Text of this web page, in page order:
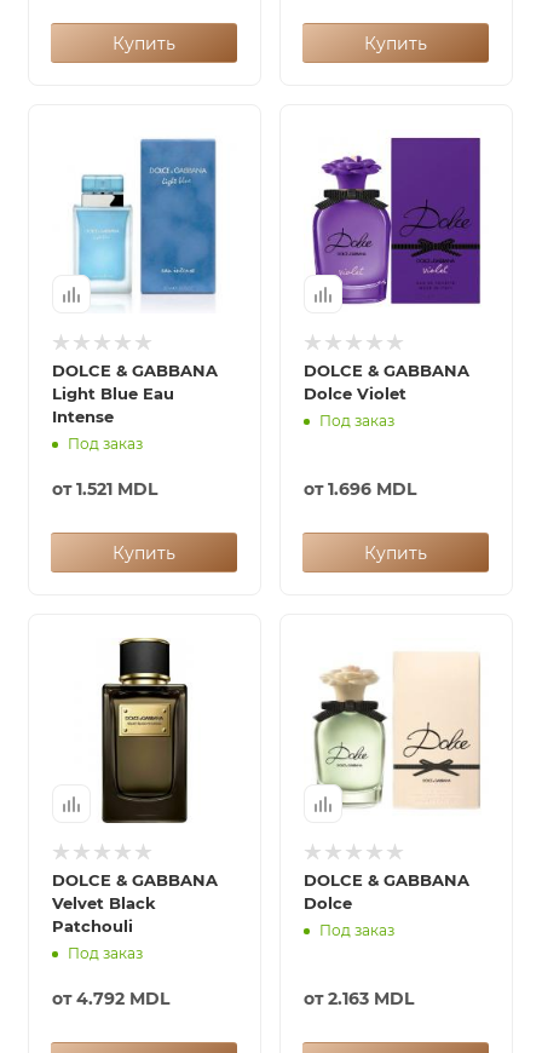
Купить Купить
DOLCE & GABBANA
Light Blue Eau
Intense
Под заказ
от1.521 MDL
Купить
DOLCE & GABBANA
Dolce Violet
Под заказ
от1.696 MDL
Купить
DOLCE & GABBANA
Velvet Black
Patchouli
Под заказ
от4.792 MDL
DOLCE & GABBANA
Dolce
Под заказ
от2.163 MDL